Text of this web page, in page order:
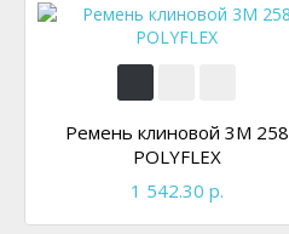
Ремень клиновой 3M 258
POLYFLEX
1 542.30 р.